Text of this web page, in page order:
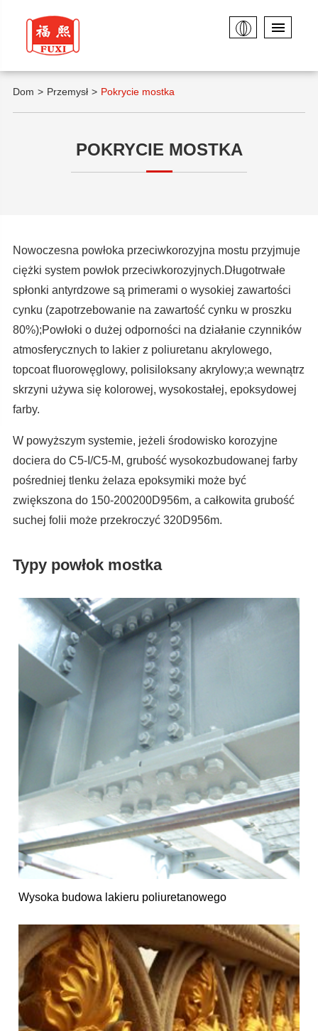
Dom Przemysł Pokrycie mostka
POKRYCIE MOSTKA
Nowoczesna powłoka przeciwkorozyjna mostu przyjmuje
ciężki system powłok przeciwkorozyjnych.Długotrwałe
spłonki antyrdzowe są primerami o wysokiej zawartości
cynku (zapotrzebowanie na zawartość cynku w proszku
80%);Powłoki o dużej odporności na działanie czynników
atmosferycznych to lakier z poliuretanu akrylowego,
topcoat fluorowęglowy, polisiloksany akrylowy;a wewnątrz
skrzyni używa się kolorowej, wysokostałej, epoksydowej
farby.
W powyższym systemie, jeżeli środowisko korozyjne
dociera do C5-I/C5-M, grubość wysokozbudowanej farby
pośredniej tlenku żelaza epoksymiki może być
zwiększona do 150-200200D956m, a całkowita grubość
suchej folii może przekroczyć 320D956m.
Typy powłok mostka
Wysoka budowa lakieru poliuretanowego